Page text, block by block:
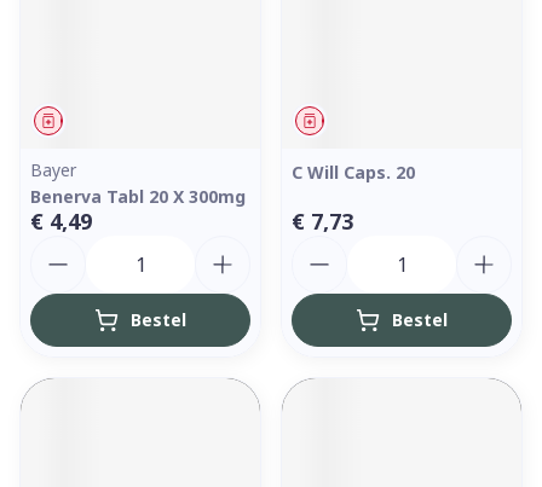
Geneesmiddel
Bayer
Benerva Tabl 20 X 300mg
€ 4,49
Bestel
Geneesmiddel
C Will Caps. 20
€ 7,73
Bestel